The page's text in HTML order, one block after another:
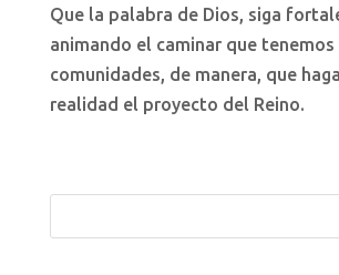
Que la palabra de Dios, siga
animando el caminar que tenemos
comunidades, de manera, que
realidad el proyecto del Reino.